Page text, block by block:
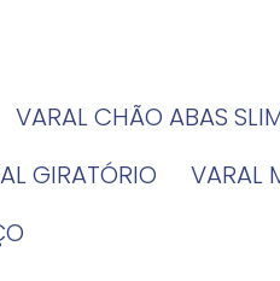
VARAL CHÃO ABAS
GIRATÓRIO